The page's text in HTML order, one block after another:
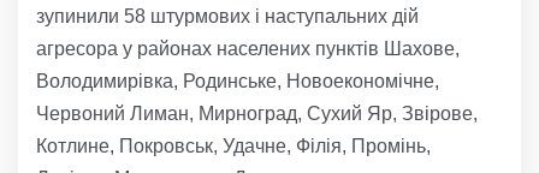
зупинили 58 штурмових і наступальних дій
агресора у районах населених пунктів Шахове,
Володимирівка, Родинське, Новоекономічне,
Червоний Лиман, Мирноград, Сухий Яр, Звірове,
Котлине, Покровськ, Удачне, Філія, Промінь,